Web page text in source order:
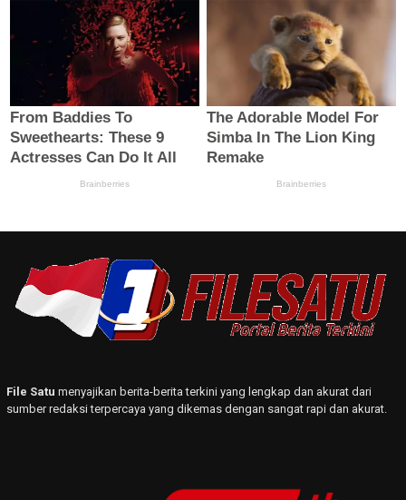
File Satu menyajikan berita-berita terkini yang lengkap dan akurat dari
sumber redaksi terpercaya yang dikemas dengan sangat rapi dan akurat.